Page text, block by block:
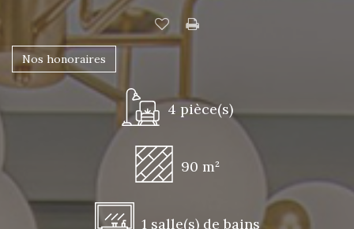
Nos honoraires
4 pièce(s)
90 m²
1 salle(s) de bains